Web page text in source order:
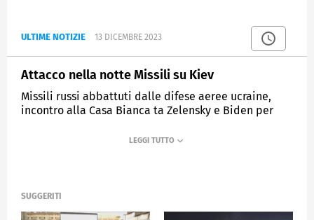
ULTIME NOTIZIE 13 DICEMBRE 2023
Attacco nella notte Missili su Kiev
Missili russi abbattuti dalle difese aeree ucraine,
incontro alla Casa Bianca ta Zelensky e Biden per
SUGGERITI